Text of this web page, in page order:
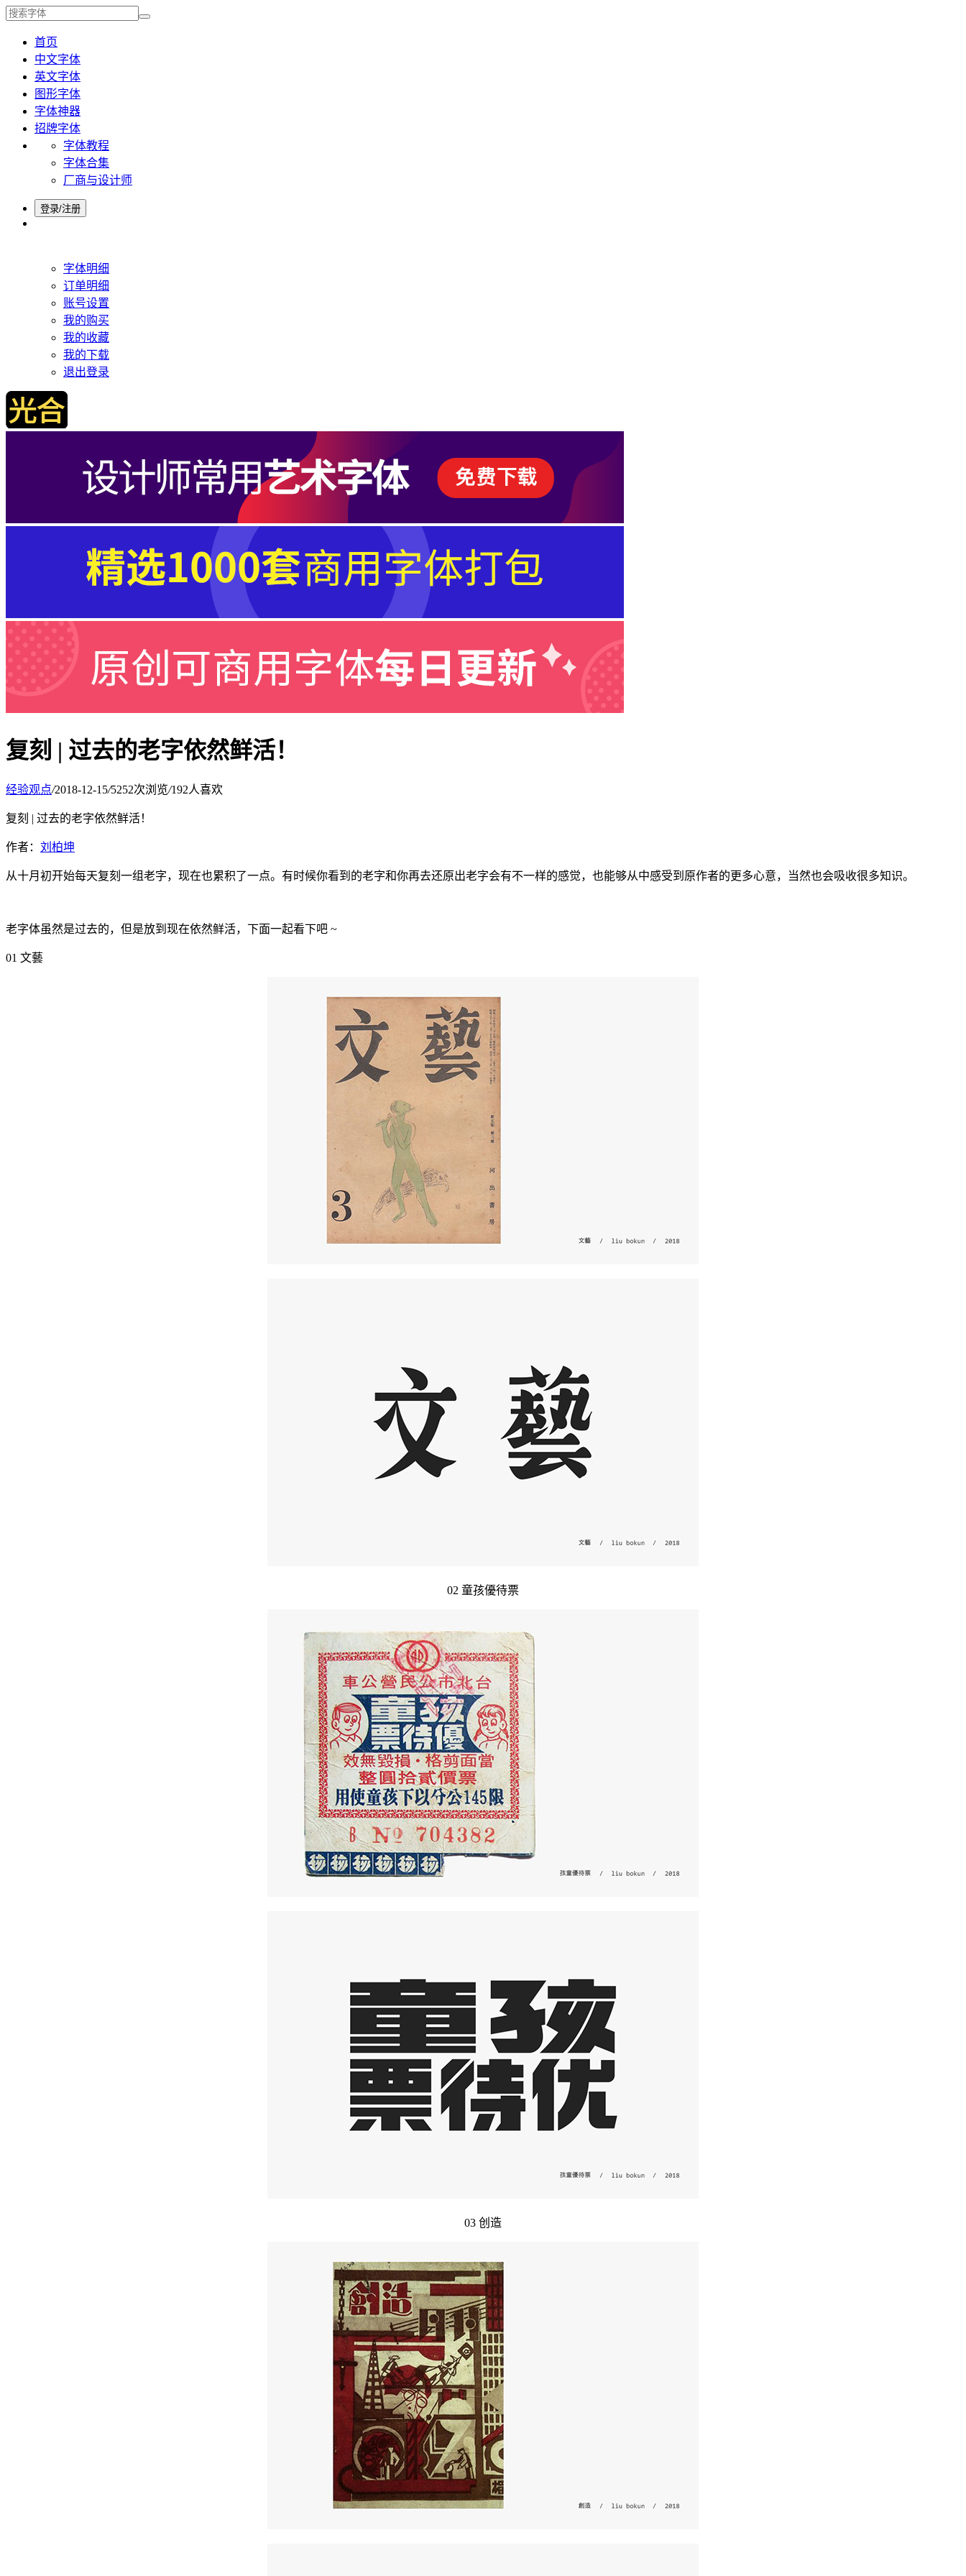
首页
中文字体
英文字体
图形字体
字体神器
招牌字体
字体教程
字体合集
厂商与设计师
登录/注册
字体明细
订单明细
账号设置
我的购买
我的收藏
我的下载
退出登录
复刻 | 过去的老字依然鲜活！
经验观点/2018-12-15/5252次浏览/192人喜欢
复刻 | 过去的老字依然鲜活！
作者： 刘柏坤
从十月初开始每天复刻一组老字，现在也累积了一点。有时候你看到的老字和你再去还原出老字会有不一样的感觉，也能够从中感受到原作者的更多心意，当然也会吸收很多知识。
老字体虽然是过去的，但是放到现在依然鲜活，下面一起看下吧 ~
01 文藝
02 童孩優待票
03 创造